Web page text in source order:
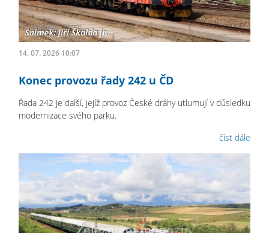
14. 07. 2026 10:07
Konec provozu řady 242 u ČD
Řada 242 je další, jejíž provoz České dráhy utlumují v důsledku
modernizace svého parku.
číst dále